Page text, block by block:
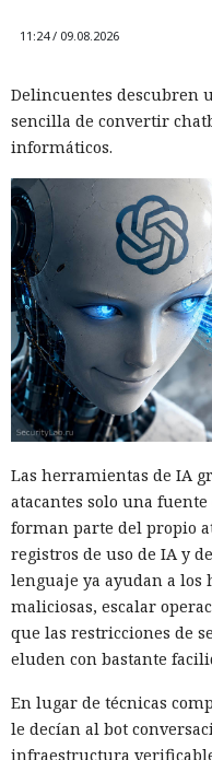
11:24 / 09.08.2026
Delincuentes descubren
sencilla de convertir
informáticos.
Las herramientas de IA
atacantes solo una
forman parte del propio
registros de uso de IA y
lenguaje ya ayudan a los
maliciosas, escalar
que las restricciones de
eluden con bastante
En lugar de técnicas
le decían al bot
infraestructura